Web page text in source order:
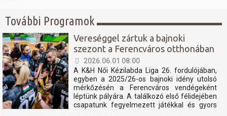
További Programok
Vereséggel zártuk a bajnoki
szezont a Ferencváros otthonában
2026.06.01 08:00
A K&H Női Kézilabda Liga 26. fordulójában,
egyben a 2025/26-os bajnoki idény utolsó
mérkőzésén a Ferencváros vendégeként
léptünk pályára. A találkozó első félidejében
csapatunk fegyelmezett játékkal és gyors